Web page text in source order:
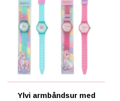
Ylvi armbåndsur med